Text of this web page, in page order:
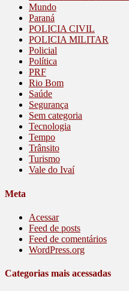
Mundo
Paraná
POLICIA CIVIL
POLICIA MILITAR
Policial
Política
PRF
Rio Bom
Saúde
Segurança
Sem categoria
Tecnologia
Tempo
Trânsito
Turismo
Vale do Ivaí
Meta
Acessar
Feed de posts
Feed de comentários
WordPress.org
Categorias mais acessadas